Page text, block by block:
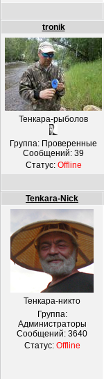
tronik
Тенкара-рыболов
Группа: Проверенные
Сообщений: 39
Статус: Offline
Tenkara-Nick
Тенкара-никто
Группа:
Администраторы
Сообщений: 3640
Статус: Offline